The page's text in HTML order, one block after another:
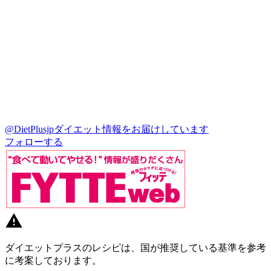
@DietPlusjpダイエット情報をお届けしています
フォローする
ダイエットプラスのレシピは、国が推奨している基準を参考
に考案しております。